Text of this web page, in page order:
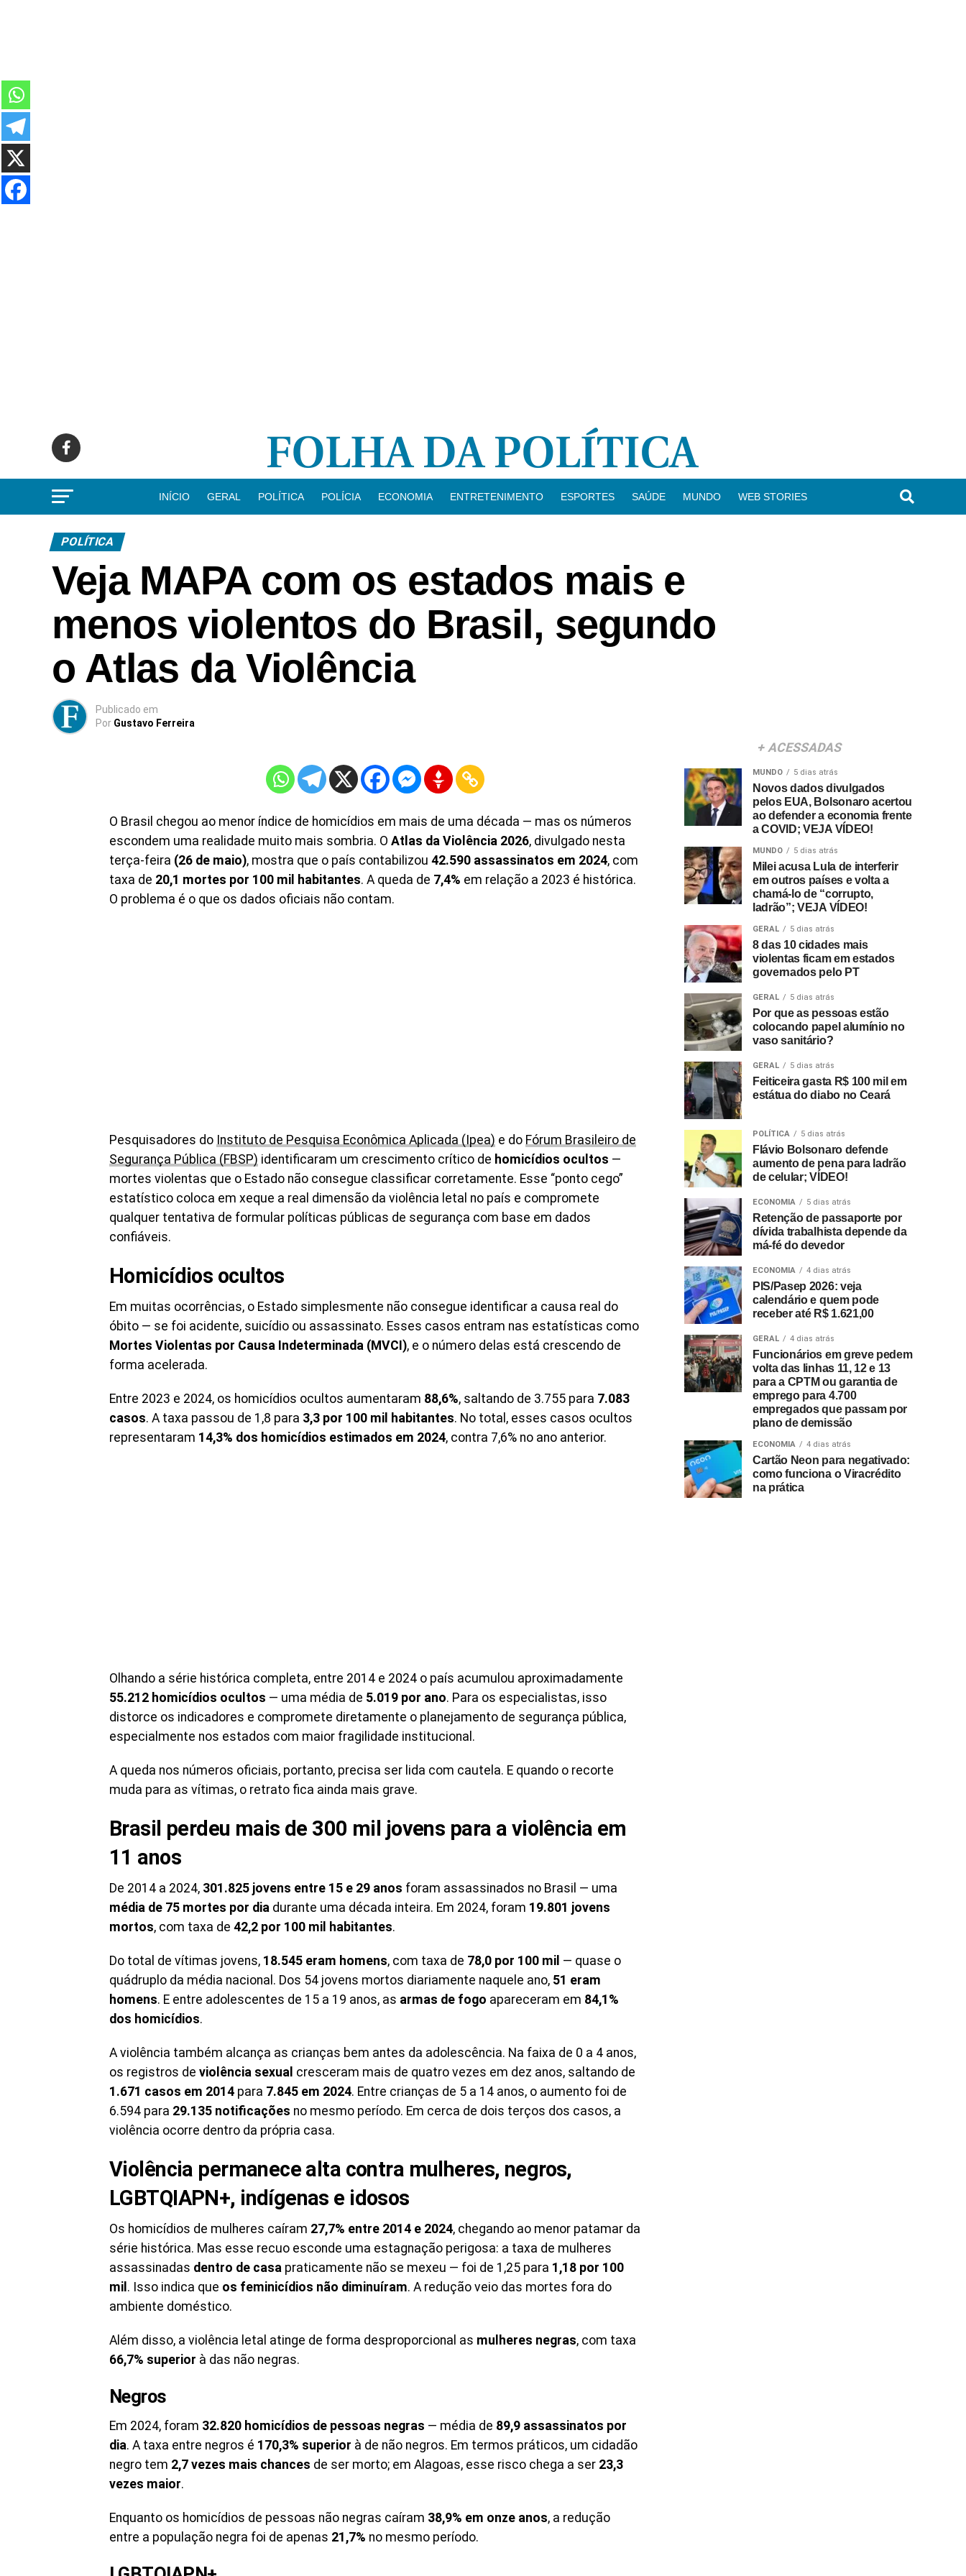
INÍCIO GERAL POLÍTICA POLÍCIA ECONOMIA ENTRETENIMENTO ESPORTES SAÚDE MUNDO WEB STORIES
POLÍTICA
Veja MAPA com os estados mais e
menos violentos do Brasil, segundo
o Atlas da Violência
Publicado em
Por Gustavo Ferreira
O Brasil chegou ao menor índice de homicídios em mais de uma década — mas os números
escondem uma realidade muito mais sombria. O Atlas da Violência 2026, divulgado nesta
terça-feira (26 de maio), mostra que o país contabilizou 42.590 assassinatos em 2024, com
taxa de 20,1 mortes por 100 mil habitantes. A queda de 7,4% em relação a 2023 é histórica.
O problema é o que os dados oficiais não contam.
Pesquisadores do Instituto de Pesquisa Econômica Aplicada (Ipea) e do Fórum Brasileiro de
Segurança Pública (FBSP) identificaram um crescimento crítico de homicídios ocultos —
mortes violentas que o Estado não consegue classificar corretamente. Esse “ponto cego”
estatístico coloca em xeque a real dimensão da violência letal no país e compromete
qualquer tentativa de formular políticas públicas de segurança com base em dados
confiáveis.
Homicídios ocultos
Em muitas ocorrências, o Estado simplesmente não consegue identificar a causa real do
óbito — se foi acidente, suicídio ou assassinato. Esses casos entram nas estatísticas como
Mortes Violentas por Causa Indeterminada (MVCI), e o número delas está crescendo de
forma acelerada.
Entre 2023 e 2024, os homicídios ocultos aumentaram 88,6%, saltando de 3.755 para 7.083
casos. A taxa passou de 1,8 para 3,3 por 100 mil habitantes. No total, esses casos ocultos
representaram 14,3% dos homicídios estimados em 2024, contra 7,6% no ano anterior.
Olhando a série histórica completa, entre 2014 e 2024 o país acumulou aproximadamente
55.212 homicídios ocultos — uma média de 5.019 por ano. Para os especialistas, isso
distorce os indicadores e compromete diretamente o planejamento de segurança pública,
especialmente nos estados com maior fragilidade institucional.
A queda nos números oficiais, portanto, precisa ser lida com cautela. E quando o recorte
muda para as vítimas, o retrato fica ainda mais grave.
Brasil perdeu mais de 300 mil jovens para a violência em
11 anos
De 2014 a 2024, 301.825 jovens entre 15 e 29 anos foram assassinados no Brasil — uma
média de 75 mortes por dia durante uma década inteira. Em 2024, foram 19.801 jovens
mortos, com taxa de 42,2 por 100 mil habitantes.
Do total de vítimas jovens, 18.545 eram homens, com taxa de 78,0 por 100 mil — quase o
quádruplo da média nacional. Dos 54 jovens mortos diariamente naquele ano, 51 eram
homens. E entre adolescentes de 15 a 19 anos, as armas de fogo apareceram em 84,1%
dos homicídios.
A violência também alcança as crianças bem antes da adolescência. Na faixa de 0 a 4 anos,
os registros de violência sexual cresceram mais de quatro vezes em dez anos, saltando de
1.671 casos em 2014 para 7.845 em 2024. Entre crianças de 5 a 14 anos, o aumento foi de
6.594 para 29.135 notificações no mesmo período. Em cerca de dois terços dos casos, a
violência ocorre dentro da própria casa.
Violência permanece alta contra mulheres, negros,
LGBTQIAPN+, indígenas e idosos
Os homicídios de mulheres caíram 27,7% entre 2014 e 2024, chegando ao menor patamar da
série histórica. Mas esse recuo esconde uma estagnação perigosa: a taxa de mulheres
assassinadas dentro de casa praticamente não se mexeu — foi de 1,25 para 1,18 por 100
mil . Isso indica que os feminicídios não diminuíram. A redução veio das mortes fora do
ambiente doméstico.
Além disso, a violência letal atinge de forma desproporcional as mulheres negras, com taxa
66,7% superior à das não negras.
Negros
Em 2024, foram 32.820 homicídios de pessoas negras — média de 89,9 assassinatos por
dia. A taxa entre negros é 170,3% superior à de não negros. Em termos práticos, um cidadão
negro tem 2,7 vezes mais chances de ser morto; em Alagoas, esse risco chega a ser 23,3
vezes maior.
Enquanto os homicídios de pessoas não negras caíram 38,9% em onze anos, a redução
entre a população negra foi de apenas 21,7% no mesmo período.
+ ACESSADAS
MUNDO 5 dias atrás
Novos dados divulgados
pelos EUA, Bolsonaro acertou
ao defender a economia frente
a COVID; VEJA VÍDEO!
MUNDO 5 dias atrás
Milei acusa Lula de interferir
em outros países e volta a
chamá-lo de “corrupto,
ladrão”; VEJA VÍDEO!
GERAL 5 dias atrás
8 das 10 cidades mais
violentas ficam em estados
governados pelo PT
GERAL 5 dias atrás
Por que as pessoas estão
colocando papel alumínio no
vaso sanitário?
GERAL 5 dias atrás
Feiticeira gasta R$ 100 mil em
estátua do diabo no Ceará
POLÍTICA 5 dias atrás
Flávio Bolsonaro defende
aumento de pena para ladrão
de celular; VÍDEO!
ECONOMIA 5 dias atrás
Retenção de passaporte por
dívida trabalhista depende da
má-fé do devedor
ECONOMIA 4 dias atrás
PIS/Pasep 2026: veja
calendário e quem pode
receber até R$ 1.621,00
GERAL 4 dias atrás
Funcionários em greve pedem
volta das linhas 11, 12 e 13
para a CPTM ou garantia de
emprego para 4.700
empregados que passam por
plano de demissão
ECONOMIA 4 dias atrás
Cartão Neon para negativado:
como funciona o Viracrédito
na prática